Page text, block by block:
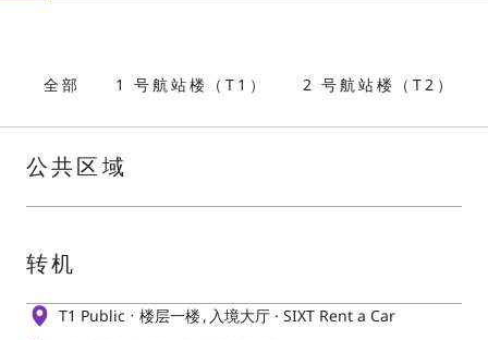
语
言:
全部 1 号航站楼（T1） 2 号航站楼（T2）
公共区域
转机
T1 Public 楼层一楼 入境大厅 · SIXT Rent a Car